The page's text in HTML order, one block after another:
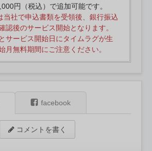
円（税込）で追加可能です。
当社で申込書類を受領後、銀行振込
認後のサービス開始となります。
サービス開始日にタイムラグが生
月無料期間にご注意ください。
facebook
コメントを書く